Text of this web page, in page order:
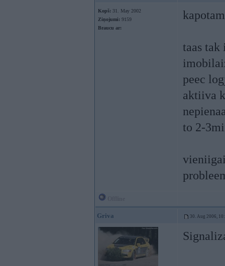
Kopš: 31. May 2002
Ziņojumi: 9159
Braucu ar:
taas tak
peec
aktiiva
to 2-
Griva 30. Aug 2006,